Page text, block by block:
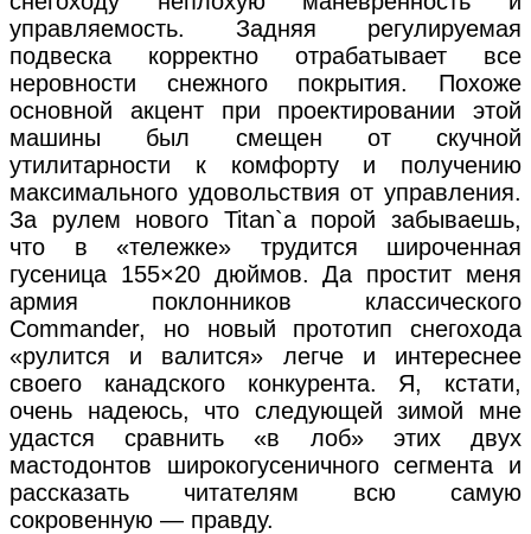
управляемость. Задняя регулируемая
подвеска корректно отрабатывает все
неровности снежного покрытия. Похоже
основной акцент при проектировании этой
машины был смещен от скучной
утилитарности к комфорту и получению
максимального удовольствия от управления.
За рулем нового Titan`a порой забываешь,
что в «тележке» трудится широченная
гусеница 155×20 дюймов. Да простит меня
армия поклонников классического
Commander, но новый прототип снегохода
«рулится и валится» легче и интереснее
своего канадского конкурента. Я, кстати,
очень надеюсь, что следующей зимой мне
удастся сравнить «в лоб» этих двух
мастодонтов широкогусеничного сегмента и
рассказать читателям всю самую
сокровенную — правду.